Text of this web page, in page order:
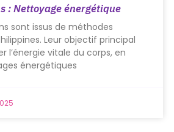
: Nettoyage énergétique
sont issus de méthodes
Leur objectif principal
l’énergie vitale du corps, en
énergétiques